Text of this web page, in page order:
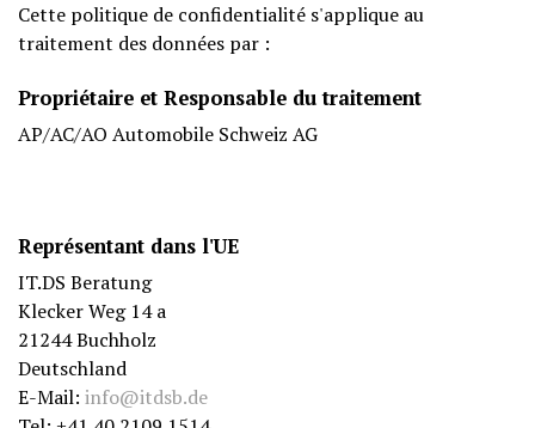
Cette politique de confidentialité s'applique au
traitement des données par :
Propriétaire et Responsable du traitement
AP/AC/AO Automobile Schweiz AG
Représentant dans l'UE
IT.DS Beratung
Klecker Weg 14 a
21244 Buchholz
Deutschland
E-Mail: info@itdsb.de